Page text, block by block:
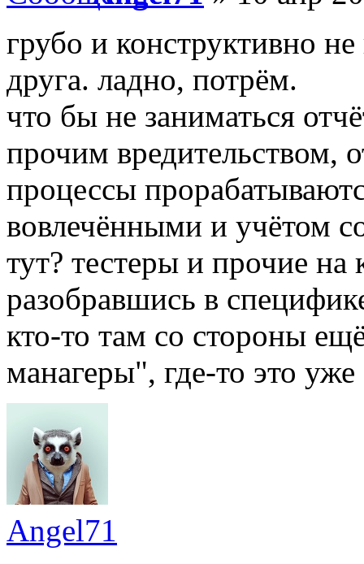
грубо и конструктивно
друга. ладно, потрём.
что бы не заниматься
прочим вредительством,
процессы
вовлечёнными и учётом
тут? тестеры и прочие
разобравшись в
кто-то там со стороны
манагеры", где-то это
Angel71